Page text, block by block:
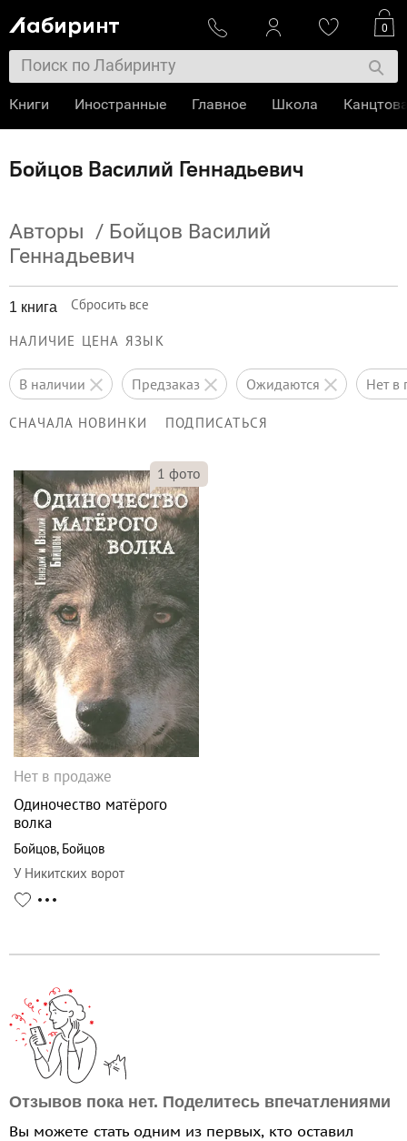
Бойцов Василий Геннадьевич
Авторы / Бойцов Василий
Геннадьевич
1 книга Сбросить все
НАЛИЧИЕ ЦЕНА ЯЗЫК
в наличии предзаказ ожидаются нет
СНАЧАЛА НОВИНКИ ПОДПИСАТЬСЯ
1 фото
Нет в продаже
Одиночество матёрого
волка
Бойцов, Бойцов
У Никитских ворот
Отзывов пока нет. Поделитесь впечатлениями
Вы можете стать одним из первых, кто оставил
0
Книги Иностранные Главное Школа